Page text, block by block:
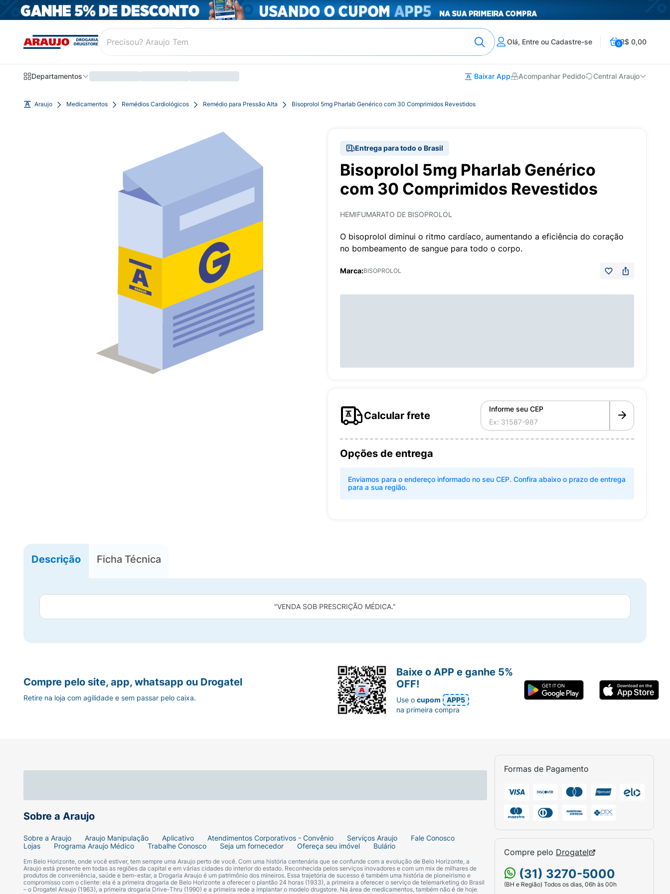
Olá, Entre ou Cadastre-se 0R$ 0,00
Departamentos Baixar App Acompanhar Pedido Central Araujo
Araujo Medicamentos Remédios Cardiológicos Remédio para Pressão Alta Bisoprolol 5mg Pharlab Genérico com 30 Comprimidos Revestidos
Entrega para todo o Brasil
Bisoprolol 5mg Pharlab Genérico
com 30 Comprimidos Revestidos
HEMIFUMARATO DE BISOPROLOL
O bisoprolol diminui o ritmo cardíaco, aumentando a eficiência do coração
no bombeamento de sangue para todo o corpo.
Marca:BISOPROLOL
Calcular frete
Informe seu CEP
Opções de entrega
Enviamos para o endereço informado no seu CEP. Confira abaixo o prazo de entrega
para a sua região.
Descrição Ficha Técnica
"VENDA SOB PRESCRIÇÃO MÉDICA."
Sobre a Araujo
Sobre a Araujo Araujo Manipulação Aplicativo Atendimentos Corporativos - Convênio Serviços Araujo
Fale Conosco
Lojas
Programa Araujo Médico Trabalhe Conosco Seja um fornecedor Ofereça seu imóvel Bulário
Em Belo Horizonte, onde você estiver, tem sempre uma Araujo perto de você. Com uma história centenária que se confunde com a evolução de Belo Horizonte, a
Araujo está presente em todas as regiões da capital e em várias cidades do interior do estado. Reconhecida pelos serviços inovadores e com um mix de milhares de
produtos de conveniência, saúde e bem-estar, a Drogaria Araujo é um patrimônio dos mineiros. Essa trajetória de sucesso é também uma história de pioneirismo e
compromisso com o cliente: ela é a primeira drogaria de Belo Horizonte a oferecer o plantão 24 horas (1933), a primeira a oferecer o serviço de telemarketing do Brasil
– o Drogatel Araujo (1963), a primeira drogaria Drive-Thru (1990) e a primeira rede a implantar o modelo drugstore. Na área de medicamentos, também não é de hoje
Formas de Pagamento
Compre pelo Drogatel
(31) 3270-5000
(BH e Região) Todos os dias, 06h às 00h
Compre pelo site, app, whatsapp ou Drogatel
Retire na loja com agilidade e sem passar pelo caixa.
Baixe o APP e ganhe 5%
OFF!
Use ocupom
APP5
na primeira compra